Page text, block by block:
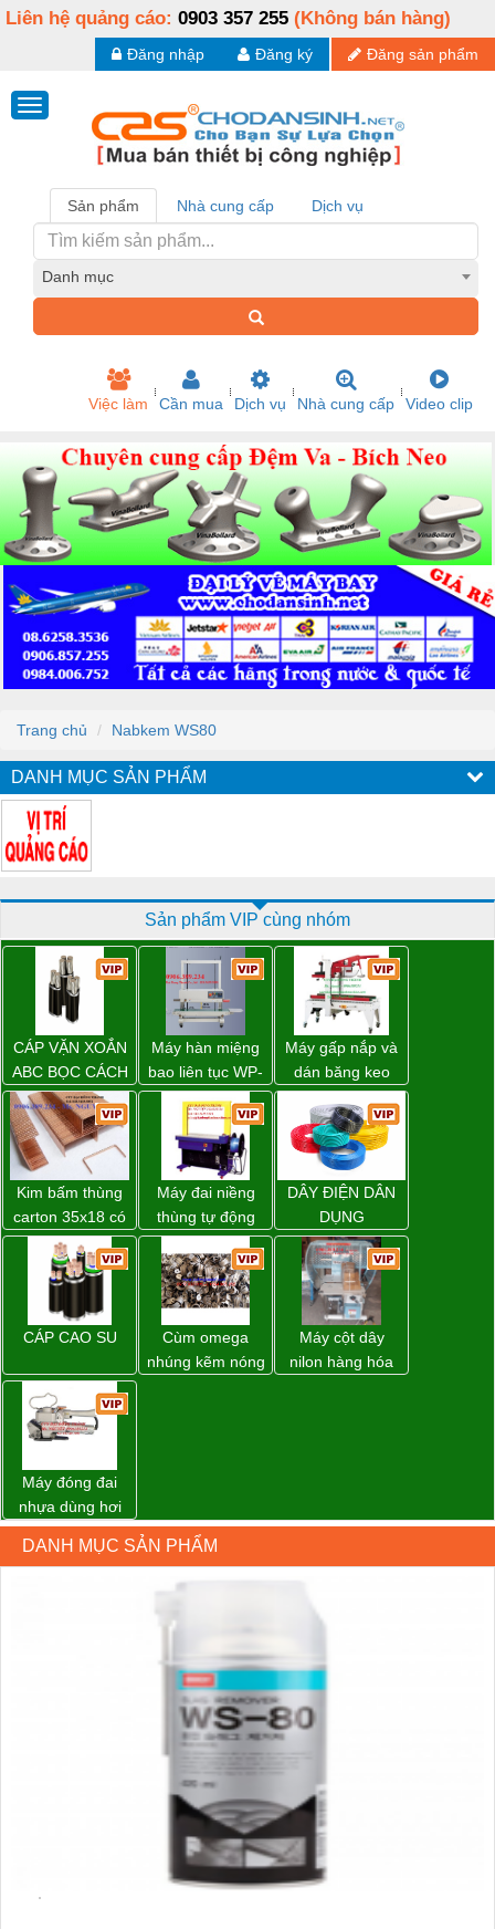
Liên hệ quảng cáo: 0903 357 255 (Không bán hàng)
Đăng sản phẩm
Đăng ký
Đăng nhập
Sản phẩm Nhà cung cấp Dịch vụ
Danh mục
Việc làm Cần mua Dịch vụ Nhà cung cấp Video clip
Trang chủ Nabkem WS80
DANH MỤC SẢN PHẨM
Sản phẩm VIP cùng nhóm
CÁP VẶN XOẮN
ABC BỌC CÁCH
ĐIỆN XLPE
Máy hàn miệng
bao liên tục WP-
1200V chính
hãng giá tốt
Máy gấp nắp và
dán băng keo
thùng carton tự
động WP-5050F
giá rẻ
Kim bấm thùng
carton 35x18 có
sẵn giá rẻ toàn
quốc
Máy đai niềng
thùng tự động
DBA-200 giá tốt
DÂY ĐIỆN DÂN
DỤNG
CÁP CAO SU
Cùm omega
nhúng kẽm nóng
Máy cột dây
nilon hàng hóa
Máy đóng đai
nhựa dùng hơi
khí nén WP-20
DANH MỤC SẢN PHẨM